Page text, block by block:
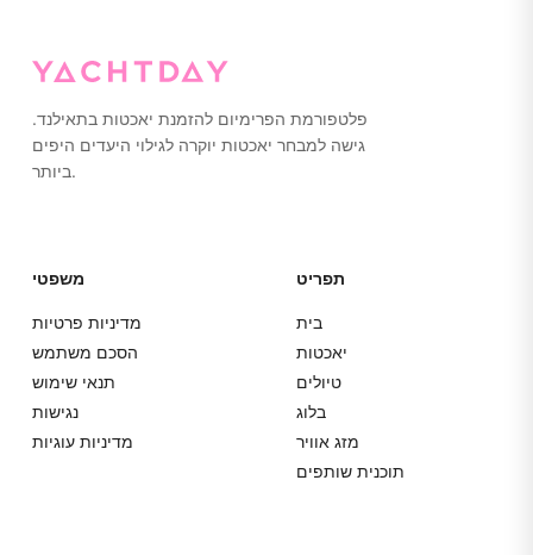
פלטפורמת הפרימיום להזמנת יאכטות בתאילנד.
גישה למבחר יאכטות יוקרה לגילוי היעדים היפים
ביותר.
משפטי
מדיניות פרטיות
הסכם משתמש
תנאי שימוש
נגישות
מדיניות עוגיות
תפריט
בית
יאכטות
טיולים
בלוג
מזג אוויר
תוכנית שותפים